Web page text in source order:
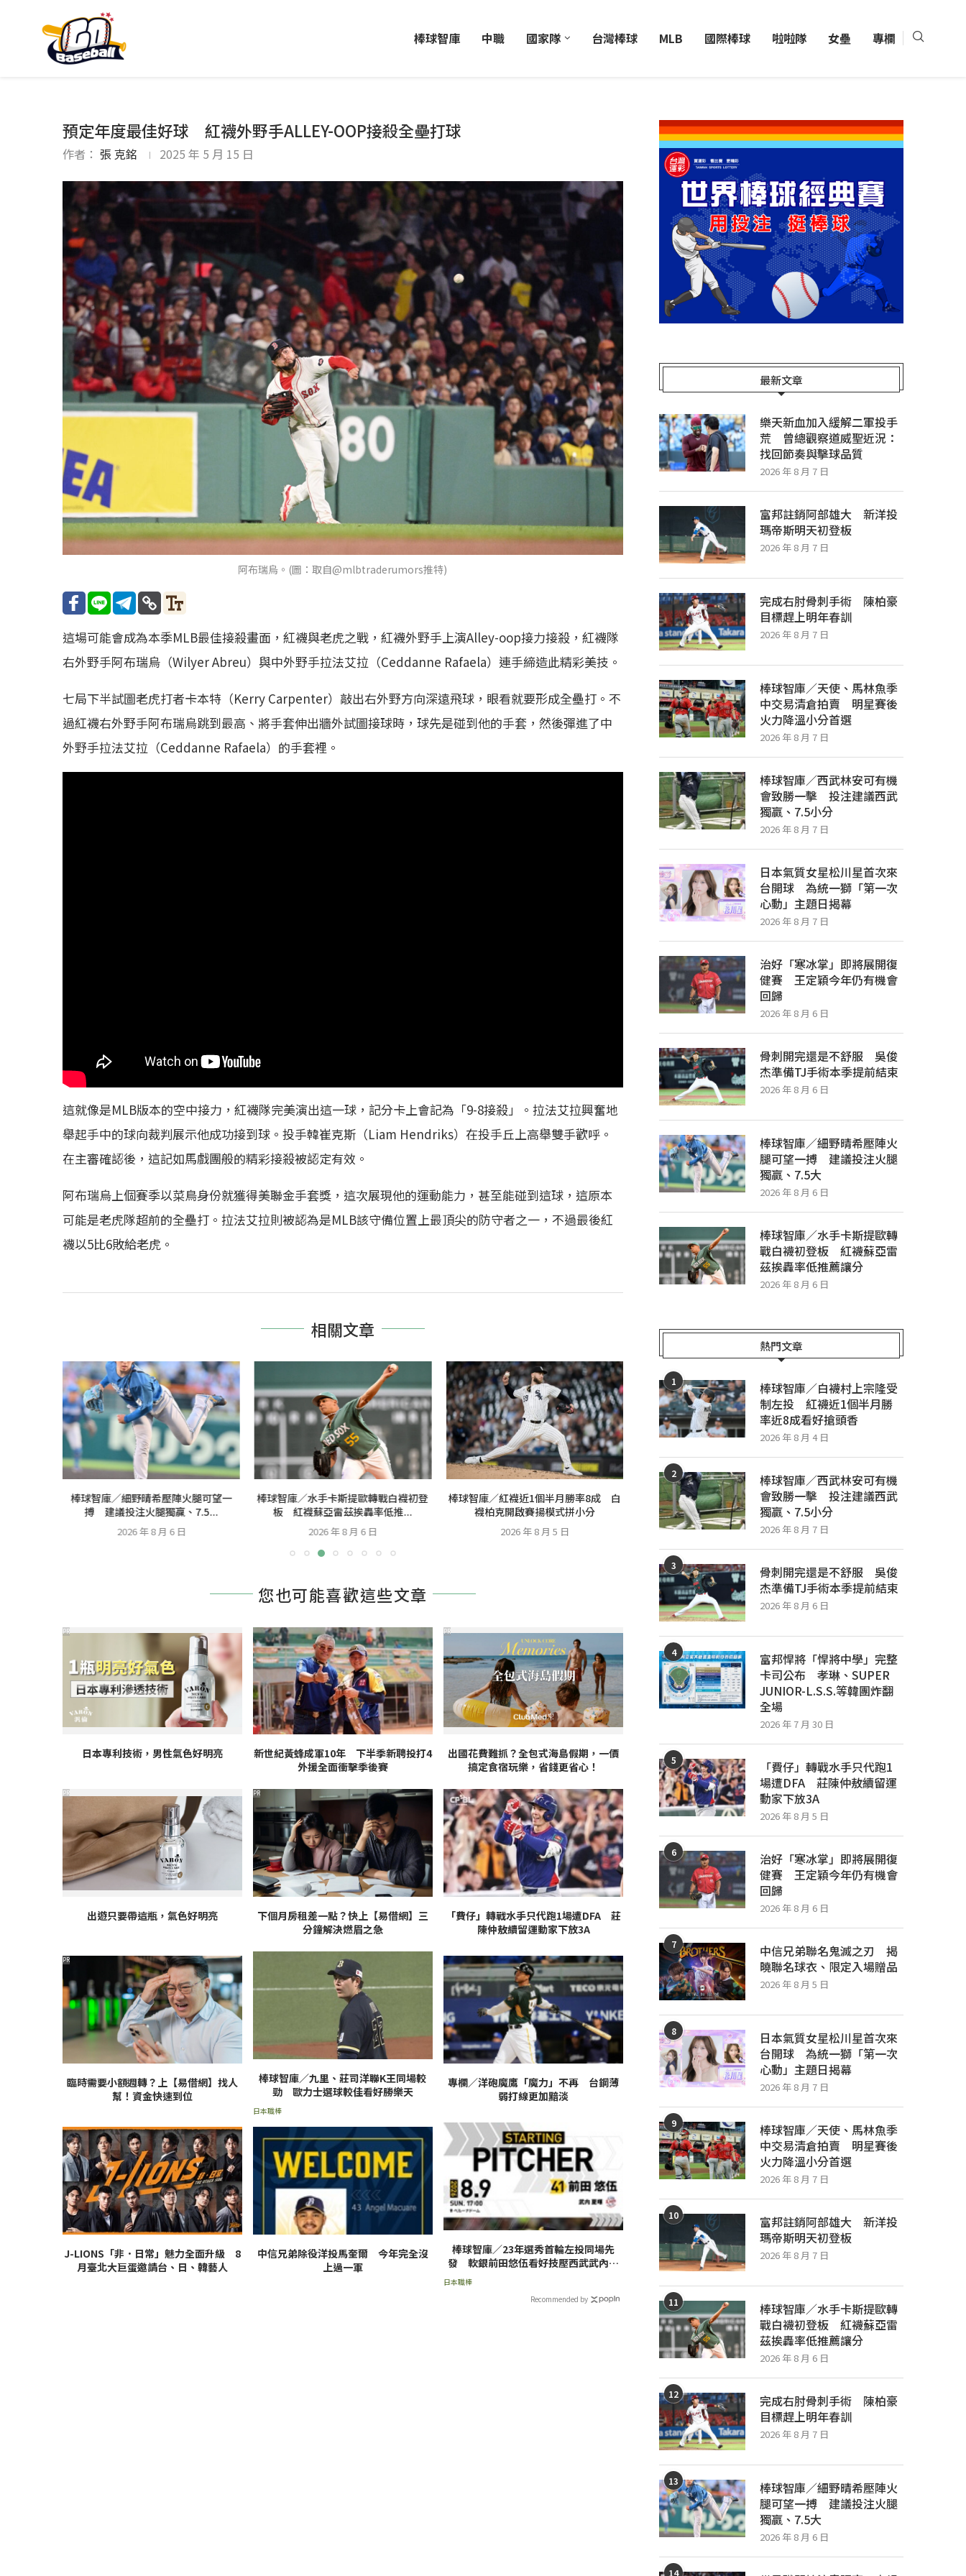
棒球智庫 中職 國家隊 台灣棒球 MLB 國際棒球 啦啦隊 女壘 專欄
預定年度最佳好球 紅襪外野手ALLEY-OOP接殺全壘打球
作者： 張 克銘 2025 年 5 月 15 日
阿布瑞烏。(圖：取自@mlbtraderumors推特)
這場可能會成為本季MLB最佳接殺畫面，紅襪與老虎之戰，紅襪外野手上演Alley-oop接力接殺，紅襪隊
右外野手阿布瑞烏（Wilyer Abreu）與中外野手拉法艾拉（Ceddanne Rafaela）連手締造此精彩美技。
七局下半試圖老虎打者卡本特（Kerry Carpenter）敲出右外野方向深遠飛球，眼看就要形成全壘打。不
過紅襪右外野手阿布瑞烏跳到最高、將手套伸出牆外試圖接球時，球先是碰到他的手套，然後彈進了中
外野手拉法艾拉（Ceddanne Rafaela）的手套裡。
這就像是MLB版本的空中接力，紅襪隊完美演出這一球，記分卡上會記為「9-8接殺」。拉法艾拉興奮地
舉起手中的球向裁判展示他成功接到球。投手韓崔克斯（Liam Hendriks）在投手丘上高舉雙手歡呼。
在主審確認後，這記如馬戲團般的精彩接殺被認定有效。
阿布瑞烏上個賽季以菜鳥身份就獲得美聯金手套獎，這次展現他的運動能力，甚至能碰到這球，這原本
可能是老虎隊超前的全壘打。拉法艾拉則被認為是MLB該守備位置上最頂尖的防守者之一，不過最後紅
襪以5比6敗給老虎。
相關文章
棒球智庫／細野晴希壓陣火腿可望一
搏 建議投注火腿獨贏、7.5...
2026 年 8 月 6 日
棒球智庫／水手卡斯提歐轉戰白襪初登
板 紅襪蘇亞雷茲挨轟率低推...
2026 年 8 月 6 日
棒球智庫／紅襪近1個半月勝率8成 白
襪柏克開啟賽揚模式拼小分
2026 年 8 月 5 日
棒球智庫／軟銀攻擊略勝一籌 投注建
議軟銀讓分、6.5大分
2026 年 8 月 5 日
「費仔」轉戰水手只代跑1場
您也可能喜歡這些文章
日本專利技術，男性氣色好明亮
PR
新世紀黃蜂成軍10年 下半季新聘投打4
外援全面衝擊季後賽
出國花費難抓？全包式海島假期，一價
搞定食宿玩樂，省錢更省心！
PR
出遊只要帶這瓶，氣色好明亮
PR
下個月房租差一點？快上【易借網】三
分鐘解決燃眉之急
PR
「費仔」轉戰水手只代跑1場遭DFA 莊
陳仲敖續留運動家下放3A
臨時需要小額週轉？上【易借網】找人
幫！資金快速到位
PR
棒球智庫／九里、莊司洋聯K王同場較
勁 歐力士選球較佳看好勝樂天
日本職棒
專欄／洋砲魔鷹「魔力」不再 台鋼薄
弱打線更加黯淡
J-LIONS「非．日常」魅力全面升級 8
月臺北大巨蛋邀請台、日、韓藝人
中信兄弟除役洋投馬奎爾 今年完全沒
上過一軍
棒球智庫／23年選秀首輪左投同場先
發 軟銀前田悠伍看好技壓西武武內夏
日本職棒
Recommended by
最新文章
樂天新血加入緩解二軍投手
荒 曾總觀察道威聖近況：
找回節奏與擊球品質
2026 年 8 月 7 日
富邦註銷阿部雄大 新洋投
瑪帝斯明天初登板
2026 年 8 月 7 日
完成右肘骨刺手術 陳柏豪
目標趕上明年春訓
2026 年 8 月 7 日
棒球智庫／天使、馬林魚季
中交易清倉拍賣 明星賽後
火力降溫小分首選
2026 年 8 月 7 日
棒球智庫／西武林安可有機
會致勝一擊 投注建議西武
獨贏、7.5小分
2026 年 8 月 7 日
日本氣質女星松川星首次來
台開球 為統一獅「第一次
心動」主題日揭幕
2026 年 8 月 7 日
治好「寒冰掌」即將展開復
健賽 王定穎今年仍有機會
回歸
2026 年 8 月 6 日
骨刺開完還是不舒服 吳俊
杰準備TJ手術本季提前結束
2026 年 8 月 6 日
棒球智庫／細野晴希壓陣火
腿可望一搏 建議投注火腿
獨贏、7.5大
2026 年 8 月 6 日
棒球智庫／水手卡斯提歐轉
戰白襪初登板 紅襪蘇亞雷
茲挨轟率低推薦讓分
2026 年 8 月 6 日
熱門文章
1
棒球智庫／白襪村上宗隆受
制左投 紅襪近1個半月勝
率近8成看好搶頭香
2026 年 8 月 4 日
2
棒球智庫／西武林安可有機
會致勝一擊 投注建議西武
獨贏、7.5小分
2026 年 8 月 7 日
3
骨刺開完還是不舒服 吳俊
杰準備TJ手術本季提前結束
2026 年 8 月 6 日
4
富邦悍將「悍將中學」完整
卡司公布 孝琳、SUPER
JUNIOR-L.S.S.等韓團炸翻
全場
2026 年 7 月 30 日
5
「費仔」轉戰水手只代跑1
場遭DFA 莊陳仲敖續留運
動家下放3A
2026 年 8 月 5 日
6
治好「寒冰掌」即將展開復
健賽 王定穎今年仍有機會
回歸
2026 年 8 月 6 日
7
中信兄弟聯名鬼滅之刃 揭
曉聯名球衣、限定入場贈品
2026 年 8 月 5 日
8
日本氣質女星松川星首次來
台開球 為統一獅「第一次
心動」主題日揭幕
2026 年 8 月 7 日
9
棒球智庫／天使、馬林魚季
中交易清倉拍賣 明星賽後
火力降溫小分首選
2026 年 8 月 7 日
10
富邦註銷阿部雄大 新洋投
瑪帝斯明天初登板
2026 年 8 月 7 日
11
棒球智庫／水手卡斯提歐轉
戰白襪初登板 紅襪蘇亞雷
茲挨轟率低推薦讓分
2026 年 8 月 6 日
12
完成右肘骨刺手術 陳柏豪
目標趕上明年春訓
2026 年 8 月 7 日
13
棒球智庫／細野晴希壓陣火
腿可望一搏 建議投注火腿
獨贏、7.5大
2026 年 8 月 6 日
14